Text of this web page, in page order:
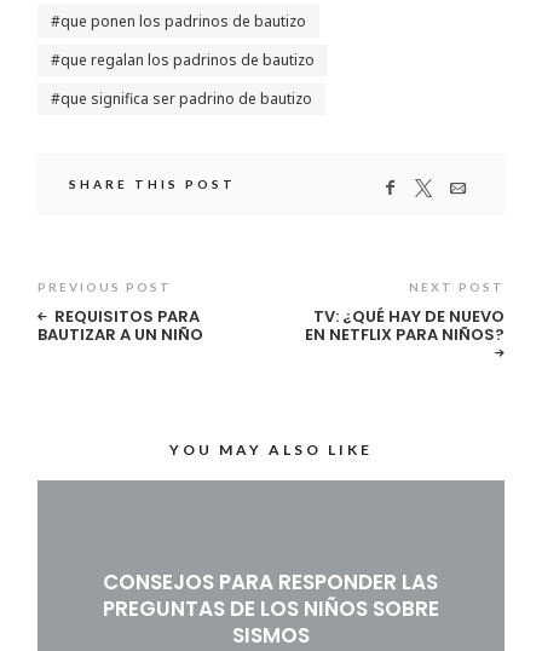
que ponen los padrinos de bautizo
que regalan los padrinos de bautizo
que significa ser padrino de bautizo
SHARE THIS POST
PREVIOUS POST
REQUISITOS PARA
BAUTIZAR A UN NIÑO
NEXT POST
TV: ¿QUÉ HAY DE NUEVO
EN NETFLIX PARA NIÑOS?
YOU MAY ALSO LIKE
CONSEJOS PARA RESPONDER LAS
PREGUNTAS DE LOS NIÑOS SOBRE
SISMOS